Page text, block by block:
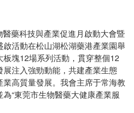
藥科技與產業促進月啟動大會暨
活動在松山湖松湖藥港產業園舉
塊12場系列活動，貫穿整個12
展注入強勁動能，共建產業生態
高質量發展。我會主席于常海教
“東莞市生物醫藥大健康產業服